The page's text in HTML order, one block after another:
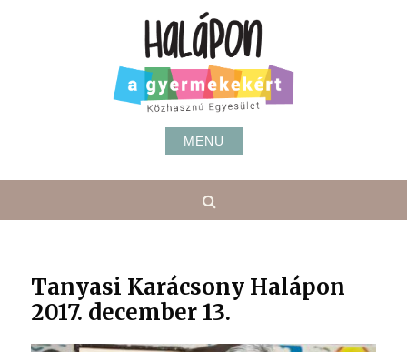
MENU
Tanyasi Karácsony Halápon
2017. december 13.